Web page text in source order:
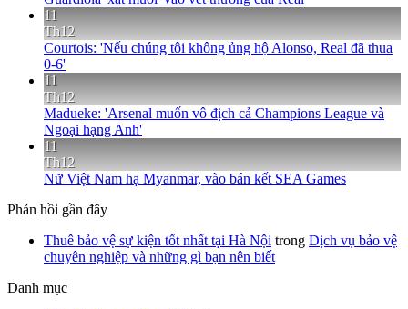
11
Th12
Courtois: 'Nếu chúng tôi không ủng hộ Alonso, Real đã thua
0-6'
11
Th12
Madueke: 'Arsenal muốn vô địch cả Champions League và
Ngoại hạng Anh'
11
Th12
Nữ Việt Nam hạ Myanmar, vào bán kết SEA Games
Phản hồi gần đây
Thuê bảo vệ sự kiện tốt nhất tại Hà Nội trong Dịch vụ bảo vệ
chuyên nghiệp và những gì bạn nên biết
Danh mục